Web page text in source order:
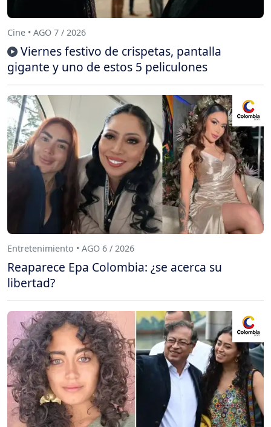
Cine • AGO 7 / 2026
Viernes festivo de crispetas, pantalla
gigante y uno de estos 5 peliculones
Entretenimiento • AGO 6 / 2026
Reaparece Epa Colombia: ¿se acerca su
libertad?